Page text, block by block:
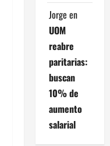
Jorge en
UOM
reabre
paritarias:
buscan
10% de
aumento
salarial